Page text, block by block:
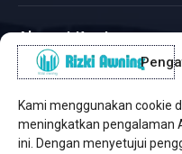
Kami menggunakan cookie
meningkatkan pengalaman
ini. Dengan menyetujui
Alamat Kantor
✆ WhatsApp / Telepon
Pusat Sukabumi
Sukamanis,